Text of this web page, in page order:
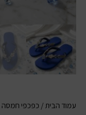
עמוד הבית/ כפכפי חמסה